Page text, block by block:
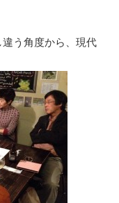
う角度から、現代